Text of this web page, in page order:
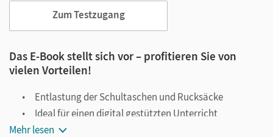
Zum Testzugang
Das E-Book stellt sich vor – profitieren Sie von
vielen Vorteilen!
Entlastung der Schultaschen und Rucksäcke
Ideal für einen digital gestützten Unterricht
Notiz- und Markierungsmöglichkeit
Mehr lesen